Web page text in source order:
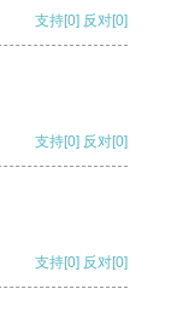
支持[0] 反对[0]
支持[0] 反对[0]
支持[0] 反对[0]